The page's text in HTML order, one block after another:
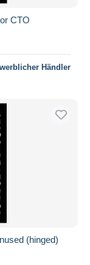
CTO
Händler
(hinged)